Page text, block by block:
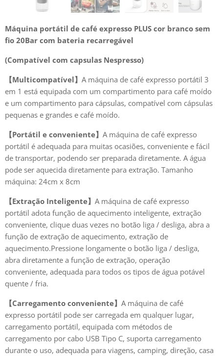
Máquina portátil de café expresso PLUS cor branco sem
fio 20Bar com bateria recarregável
(Compatível com capsulas Nespresso)
【Multicompatível】 A máquina de café expresso portátil 3
em 1 está equipada com um compartimento para café moído
e um compartimento para cápsulas, compatível com cápsulas
pequenas e grandes e café moído.
【Portátil e conveniente】 A máquina de café expresso
portátil é adequada para muitas ocasiões, conveniente e fácil
de transportar, podendo ser preparada diretamente. A água
pode ser aquecida diretamente para extração. Tamanho
máquina: 24cm x 8cm
【Extração Inteligente】 A máquina de café expresso
portátil adota função de aquecimento inteligente, extração
conveniente, clique duas vezes no botão liga / desliga, abra a
função de extração de aquecimento, extração de
aquecimento.Pressione longamente o botão liga / desliga,
abra diretamente a função de extração, operação
conveniente, adequada para todos os tipos de água potável
quente / fria.
【Carregamento conveniente】 A máquina de café
expresso portátil pode ser carregada em qualquer lugar,
carregamento portátil, equipada com métodos de
carregamento por cabo USB Tipo C, suporta carregamento
durante o uso, adequada para viagens, camping, direção, casa